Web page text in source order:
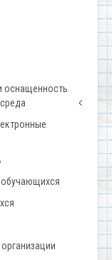
оснащенность
обучающихся